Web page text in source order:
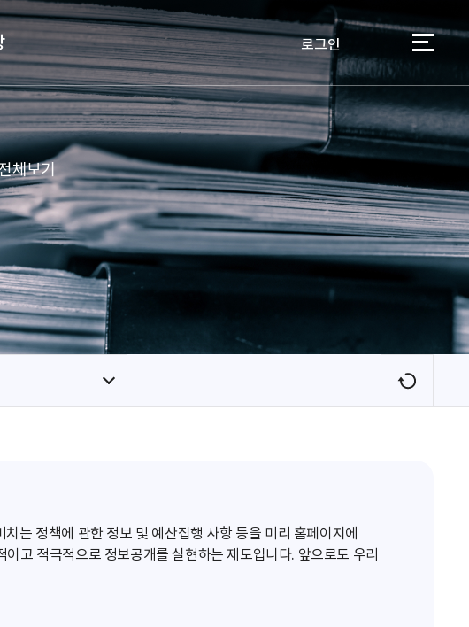
로그인 이용자
체보기
새
로
는 정책에 관한 정보 및 예산집행 사항 등을 미리 홈페이지에
고 적극적으로 정보공개를 실현하는 제도입니다. 앞으로도 우리